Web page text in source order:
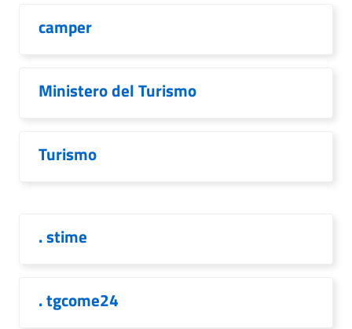
camper
Ministero del Turismo
Turismo
. stime
. tgcome24